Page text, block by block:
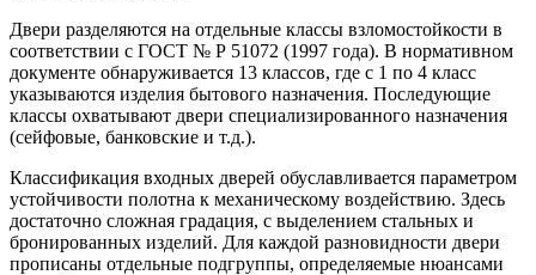
Двери разделяются на отдельные классы взломостойкости в
соответствии с ГОСТ № Р 51072 (1997 года). В нормативном
документе обнаруживается 13 классов, где с 1 по 4 класс
указываются изделия бытового назначения. Последующие
классы охватывают двери специализированного назначения
(сейфовые, банковские и т.д.).
Классификация входных дверей обуславливается параметром
устойчивости полотна к механическому воздействию. Здесь
достаточно сложная градация, с выделением стальных и
бронированных изделий. Для каждой разновидности двери
прописаны отдельные подгруппы, определяемые нюансами